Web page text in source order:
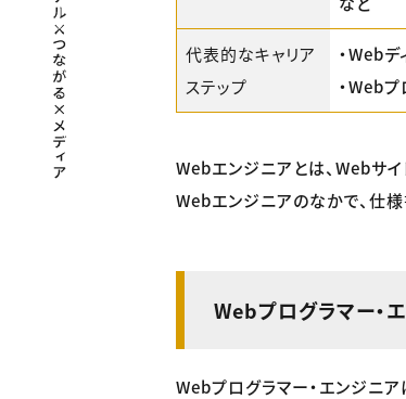
代表的なキャリア
ステップ
・Webデ
・Web
Webエンジニアとは、Webサ
Webエンジニアのなかで、仕
Webプログラマー・
Webプログラマー・エンジニ